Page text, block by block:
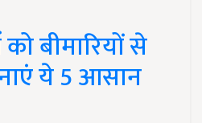
बीमारियों से
ये 5 आसान